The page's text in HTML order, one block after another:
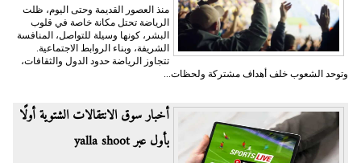
منذ العصور القديمة وحتى اليوم، ظلت
الرياضة تحتل مكانة خاصة في قلوب
البشر، كونها وسيلة للتواصل، المنافسة
الشريفة، وبناء الروابط الاجتماعية.
تتجاوز الرياضة حدود الدول والثقافات،
وتوحد الشعوب خلف أهداف مشتركة ولحظات...
أخبار سوق الانتقالات الشتوية أولًا
بأول عبر yalla shoot